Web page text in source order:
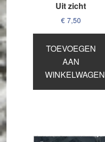
Uit zicht
€7,50
TOEVOEGEN
AAN
WINKELWAGEN